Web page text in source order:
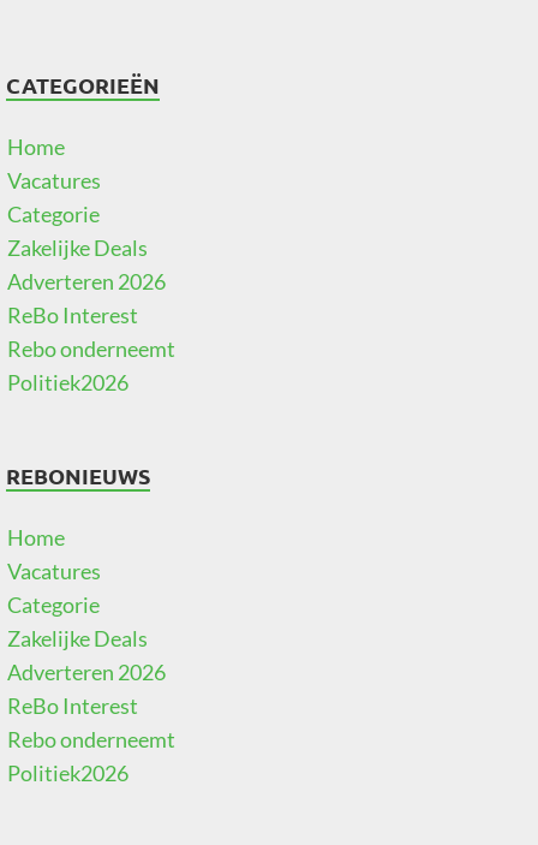
CATEGORIEËN
Home
Vacatures
Categorie
Zakelijke Deals
Adverteren 2026
ReBo Interest
Rebo onderneemt
Politiek2026
REBONIEUWS
Home
Vacatures
Categorie
Zakelijke Deals
Adverteren 2026
ReBo Interest
Rebo onderneemt
Politiek2026